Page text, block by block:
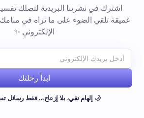
اشترك في نشرتنا البريدية لتصلك
عميقة تلقي الضوء على ما تراه في
الإلكتروني ✨
ابدأ رحلتك
🌙 إلهام نقي، بلا إزعاج... فقط رسائل